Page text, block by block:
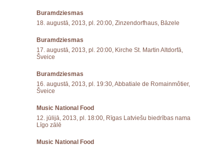
Buramdziesmas
18. augustā, 2013, pl. 20:00, Zinzendorfhaus, Bāzele
Buramdziesmas
17. augustā, 2013, pl. 20:00, Kirche St. Martin Altdorfā,
Šveice
Buramdziesmas
16. augustā, 2013, pl. 19:30, Abbatiale de Romainmôtier,
Šveice
Music National Food
12. jūlijā, 2013, pl. 18:00, Rīgas Latviešu biedrības nama
Līgo zālē
Music National Food